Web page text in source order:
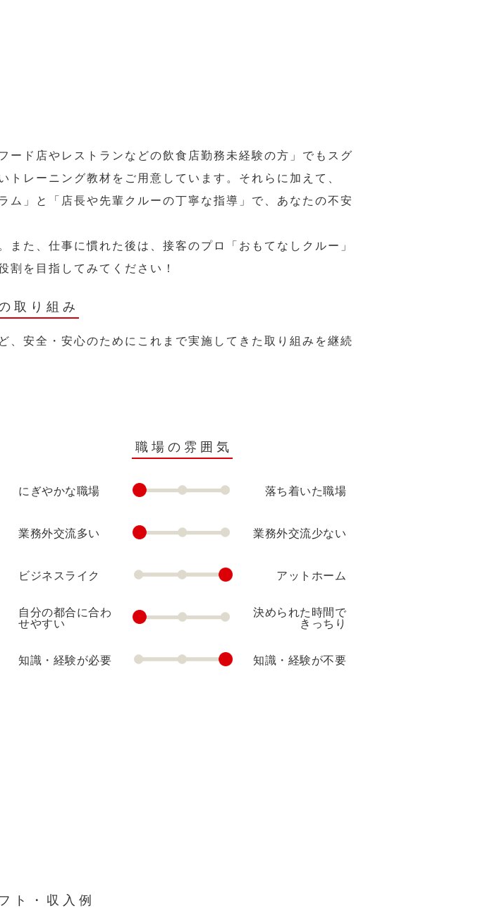
ード店やレストランなどの飲食店勤務未経験の方」でもスグ
レーニング教材をご用意しています。それらに加えて、
ム」と「店長や先輩クルーの丁寧な指導」で、あなたの不安
た、仕事に慣れた後は、接客のプロ「おもてなしクルー」
割を目指してみてください！
取り組み
安全・安心のためにこれまで実施してきた取り組みを継続
職場の雰囲気
にぎやかな職場 落ち着いた職場
業務外交流多い 業務外交流少ない
ビジネスライク アットホーム
自分の都合に合わ
せやすい
決められた時間で
きっちり
知識・経験が必要 知識・経験が不要
ト・収入例